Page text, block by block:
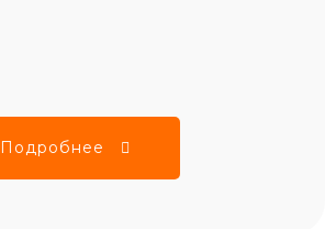
Подробнее